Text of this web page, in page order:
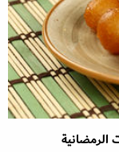
الرمضانية